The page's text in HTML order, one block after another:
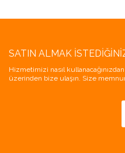
SATIN ALMAK
Hizmetimizi nasıl
üzerinden bize ulaşın. Size